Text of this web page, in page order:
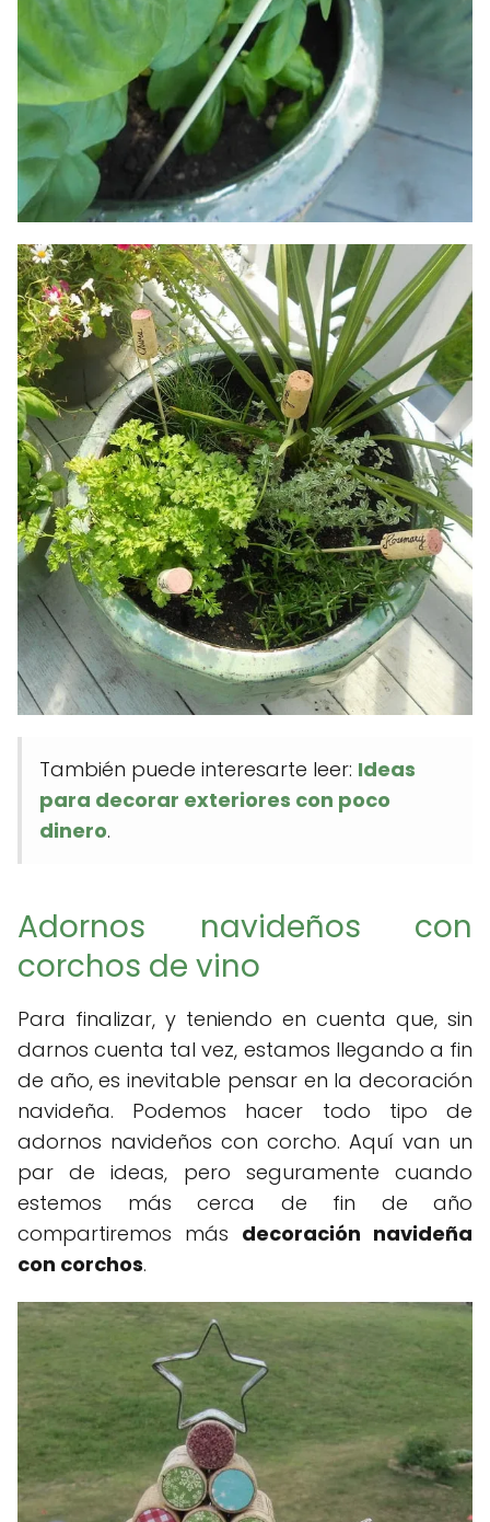
También puede interesarte leer: Ideas
para decorar exteriores con poco
dinero.
Adornos navideños con
corchos de vino
Para finalizar, y teniendo en cuenta que, sin
darnos cuenta tal vez, estamos llegando a fin
de año, es inevitable pensar en la decoración
navideña. Podemos hacer todo tipo de
adornos navideños con corcho. Aquí van un
par de ideas, pero seguramente cuando
estemos más cerca de fin de año
compartiremos más decoración navideña
con corchos.